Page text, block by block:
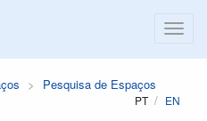
Pesquisa de Espaços
PT EN